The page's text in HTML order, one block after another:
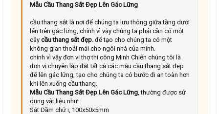
Mẫu Cầu Thang Sắt Đẹp Lên Gác Lững
cầu thang sắt là nơi để chúng ta lưu thông giữa tầng dưới
lên trên gác lững, chính vì vậy chúng ta phải cần có một
cây cầu thang sắt đẹp. để tạo cho chúng ta có một
không gian thoải mái cho ngôi nhà của mình.
chính vì vậy đơn vị thợ thi công Minh Chiến chúng tôi là
đơn vị chuyên lắp đặt tất cả các mẫu cầu thang sắt đẹp
để lên gác lững, tạo cho chúng ta có bước đi an toàn hơn
khi lên xuống cầu thang.
Mẫu Cầu Thang Sắt Đẹp Lên Gác Lững , thường được sử
dụng vật liệu như:
Sắt Dầm chữ i, 100x50x5mm